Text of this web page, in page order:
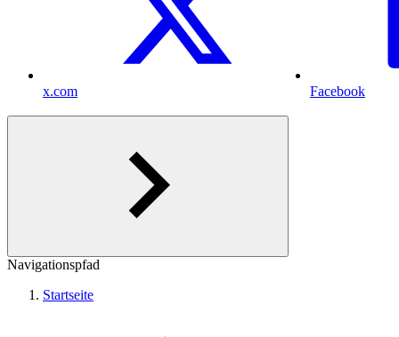
x.com Facebook
Navigationspfad
Startseite